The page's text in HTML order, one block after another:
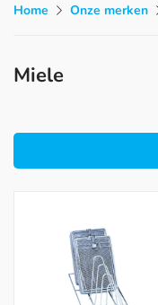
Home Onze merken
Miele